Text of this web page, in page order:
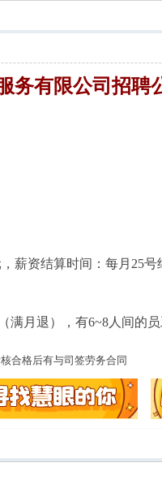
务有限公司招聘
薪资结算时间：每月25号
月退），有6~8人间的
合格后有与司签劳务合同